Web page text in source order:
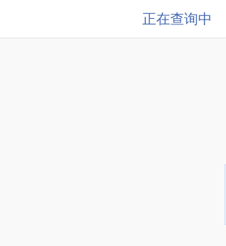
正在查询中